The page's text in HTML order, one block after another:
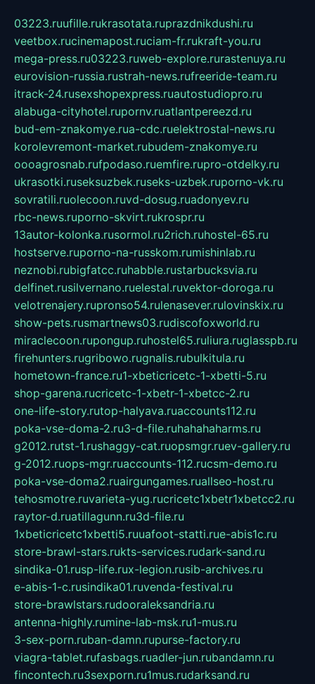
03223.ruufille.rukrasotata.ruprazdnikdushi.ru
veetbox.rucinemapost.ruciam-fr.rukraft-you.ru
mega-press.ru03223.ruweb-explore.rurastenuya.ru
eurovision-russia.rustrah-news.rufreeride-team.ru
itrack-24.rusexshopexpress.ruautostudiopro.ru
alabuga-cityhotel.rupornv.ruatlantpereezd.ru
bud-em-znakomye.rua-cdc.ruelektrostal-news.ru
korolevremont-market.rubudem-znakomye.ru
oooagrosnab.rufpodaso.ruemfire.rupro-otdelky.ru
ukrasotki.ruseksuzbek.ruseks-uzbek.ruporno-vk.ru
sovratili.ruolecoon.ruvd-dosug.ruadonyev.ru
rbc-news.ruporno-skvirt.rukrospr.ru
13autor-kolonka.rusormol.ru2rich.ruhostel-65.ru
hostserve.ruporno-na-russkom.rumishinlab.ru
neznobi.rubigfatcc.ruhabble.rustarbucksvia.ru
delfinet.rusilvernano.ruelestal.ruvektor-doroga.ru
velotrenajery.rupronso54.rulenasever.rulovinskix.ru
show-pets.rusmartnews03.rudiscofoxworld.ru
miraclecoon.rupongup.ruhostel65.ruliura.ruglasspb.ru
firehunters.rugribowo.rugnalis.rubulkitula.ru
hometown-france.ru1-xbeticricetc-1-xbetti-5.ru
shop-garena.rucricetc-1-xbetr-1-xbetcc-2.ru
one-life-story.rutop-halyava.ruaccounts112.ru
poka-vse-doma-2.ru3-d-file.ruhahahaharms.ru
g2012.rutst-1.rushaggy-cat.ruopsmgr.ruev-gallery.ru
g-2012.ruops-mgr.ruaccounts-112.rucsm-demo.ru
poka-vse-doma2.ruairgungames.ruallseo-host.ru
tehosmotre.ruvarieta-yug.rucricetc1xbetr1xbetcc2.ru
raytor-d.ruatillagunn.ru3d-file.ru
1xbeticricetc1xbetti5.ruuafoot-statti.rue-abis1c.ru
store-brawl-stars.rukts-services.rudark-sand.ru
sindika-01.rusp-life.rux-legion.rusib-archives.ru
e-abis-1-c.rusindika01.ruvenda-festival.ru
store-brawlstars.rudooraleksandria.ru
antenna-highly.rumine-lab-msk.ru1-mus.ru
3-sex-porn.ruban-damn.rupurse-factory.ru
viagra-tablet.rufasbags.ruadler-jun.rubandamn.ru
fincontech.ru3sexporn.ru1mus.rudarksand.ru